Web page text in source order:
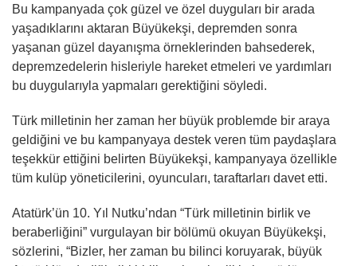
Bu kampanyada çok güzel ve özel duyguları bir arada
yaşadıklarını aktaran Büyükekşi, depremden sonra
yaşanan güzel dayanışma örneklerinden bahsederek,
depremzedelerin hisleriyle hareket etmeleri ve yardımları
bu duygularıyla yapmaları gerektiğini söyledi.
Türk milletinin her zaman her büyük problemde bir araya
geldiğini ve bu kampanyaya destek veren tüm paydaşlara
teşekkür ettiğini belirten Büyükekşi, kampanyaya özellikle
tüm kulüp yöneticilerini, oyuncuları, taraftarları davet etti.
Atatürk’ün 10. Yıl Nutku’ndan “Türk milletinin birlik ve
beraberliğini” vurgulayan bir bölümü okuyan Büyükekşi,
sözlerini, “Bizler, her zaman bu bilinci koruyarak, büyük